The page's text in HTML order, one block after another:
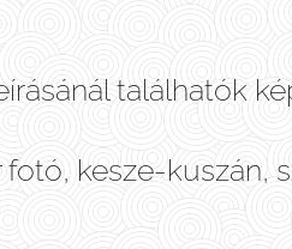
találhatók
fotó, kesze-kuszán,